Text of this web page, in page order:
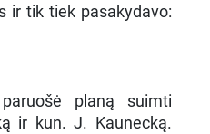
ir tik tiek pasakydavo:
planą suimti
ir kun. J. Kaunecką.